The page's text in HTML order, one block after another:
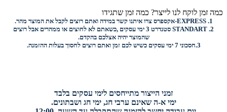
כמה זמן לוקח לנו לייצר? כמה זמן שתגידו
1.
EXPRESS- אקספרס צרו איתנו קשר במידה ואתם רוצים לקבל את המוצר מהר.
2.
STANDART
סטנדרט 3 ימי עסקים ,כשאתם לא לחוצים או ממהרים אבל רוצים
שהמוצר יהיה אצלכם בהקדם.
3. חסכוני7 ימי עסקים כשיש לכם זמן ואתם רוצים לחסוך בעלות ההזמנה.
זמני הייצור מתייחסים לימי עסקים בלבד
ימי א-ה שאינם ערבי חג, ימי חג ושבתונים.